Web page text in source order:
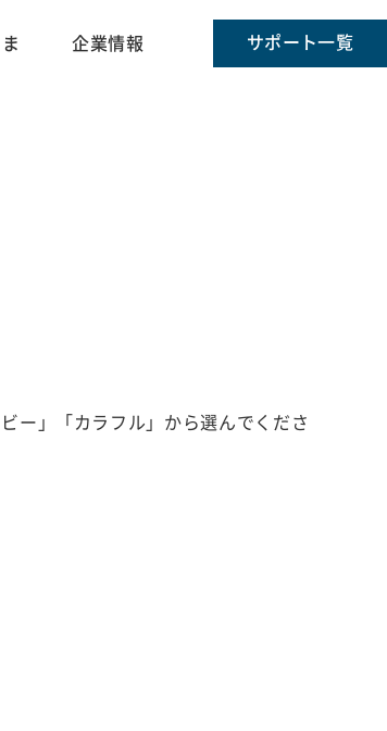
企業情報 サポート一覧
ー」「カラフル」から選んでくださ